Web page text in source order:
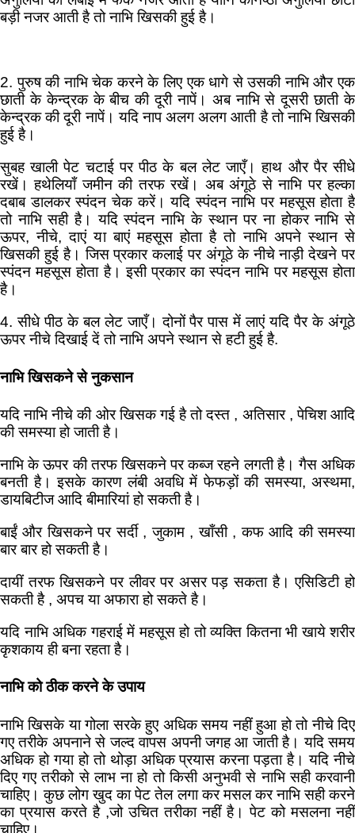
बड़ी नजर आती है तो नाभि खिसकी हुई है।
2. पुरुष की नाभि चेक करने के लिए एक धागे से उसकी नाभि और एक
छाती के केन्द्रक के बीच की दूरी नापें। अब नाभि से दूसरी छाती के
केन्द्रक की दूरी नापें। यदि नाप अलग अलग आती है तो नाभि खिसकी
हुई है।
सुबह खाली पेट चटाई पर पीठ के बल लेट जाएँ। हाथ और पैर सीधे
रखें। हथेलियाँ जमीन की तरफ रखें। अब अंगूठे से नाभि पर हल्का
दबाब डालकर स्पंदन चेक करें। यदि स्पंदन नाभि पर महसूस होता है
तो नाभि सही है। यदि स्पंदन नाभि के स्थान पर ना होकर नाभि से
ऊपर, नीचे, दाएं या बाएं महसूस होता है तो नाभि अपने स्थान से
खिसकी हुई है। जिस प्रकार कलाई पर अंगूठे के नीचे नाड़ी देखने पर
स्पंदन महसूस होता है। इसी प्रकार का स्पंदन नाभि पर महसूस होता
है।
4. सीधे पीठ के बल लेट जाएँ। दोनों पैर पास में लाएं यदि पैर के अंगूठे
ऊपर नीचे दिखाई दें तो नाभि अपने स्थान से हटी हुई है.
नाभि खिसकने से नुकसान
यदि नाभि नीचे की ओर खिसक गई है तो दस्त , अतिसार , पेचिश आदि
की समस्या हो जाती है।
नाभि के ऊपर की तरफ खिसकने पर कब्ज रहने लगती है। गैस अधिक
बनती है। इसके कारण लंबी अवधि में फेफड़ों की समस्या, अस्थमा,
डायबिटीज आदि बीमारियां हो सकती है।
बाईं और खिसकने पर सर्दी , जुकाम , खाँसी , कफ आदि की समस्या
बार बार हो सकती है।
दायीं तरफ खिसकने पर लीवर पर असर पड़ सकता है। एसिडिटी हो
सकती है , अपच या अफारा हो सकते है।
यदि नाभि अधिक गहराई में महसूस हो तो व्यक्ति कितना भी खाये शरीर
कृशकाय ही बना रहता है।
नाभि को ठीक करने के उपाय
नाभि खिसके या गोला सरके हुए अधिक समय नहीं हुआ हो तो नीचे दिए
गए तरीके अपनाने से जल्द वापस अपनी जगह आ जाती है। यदि समय
अधिक हो गया हो तो थोड़ा अधिक प्रयास करना पड़ता है। यदि नीचे
दिए गए तरीको से लाभ ना हो तो किसी अनुभवी से नाभि सही करवानी
चाहिए। कुछ लोग खुद का पेट तेल लगा कर मसल कर नाभि सही करने
का प्रयास करते है ,जो उचित तरीका नहीं है। पेट को मसलना नहीं
चाहिए।